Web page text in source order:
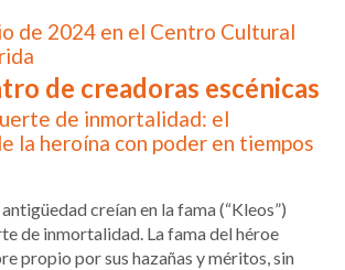
de 2024 en el Centro Cultural
de creadoras escénicas
de inmortalidad: el
la heroína con poder en tiempos
creían en la fama (“Kleos”)
de inmortalidad. La fama del héroe
propio por sus hazañas y méritos, sin